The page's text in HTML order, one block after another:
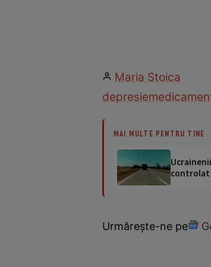
Maria Stoica
depresie
MAI MULTE PENTRU TINE
controlat
Urmărește-ne pe